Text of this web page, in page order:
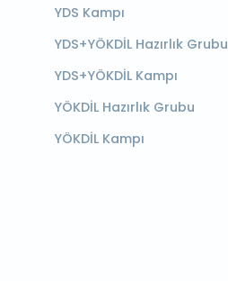
YDS Kampı
YDS+YÖKDİL Hazırlık Grubu
YDS+YÖKDİL Kampı
YÖKDİL Hazırlık Grubu
YÖKDİL Kampı